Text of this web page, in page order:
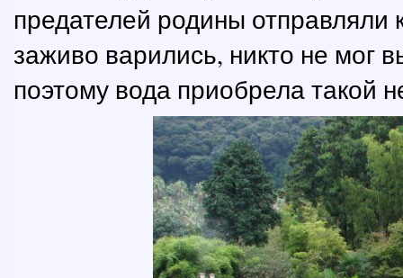
предателей родины отправляли
заживо варились, никто не мог
поэтому вода приобрела такой